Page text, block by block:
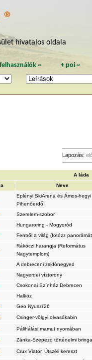
hivatalos oldala
felhasználók ~ + poi~
Lapozás:
A láda
Neve
Eplényi SkiArena és Ámos-hegyi
Pihenőerdő
Szerelem-szobor
Hungaroring - Mogyoród
Fentről a világ (fotózz
Rákóczi harangja (Református
Nagytemplom)
A debreceni zsidónegyed
Nagyerdei víztorony
Csokonai Színház Debrecen
Halköz
Geo Nyuszi'26
Csinger-völgyi olvasókabin
Pálihálási mamut nyomában
Zánka-Szepezd történelmi
Crux Viator, Útszéli kereszt